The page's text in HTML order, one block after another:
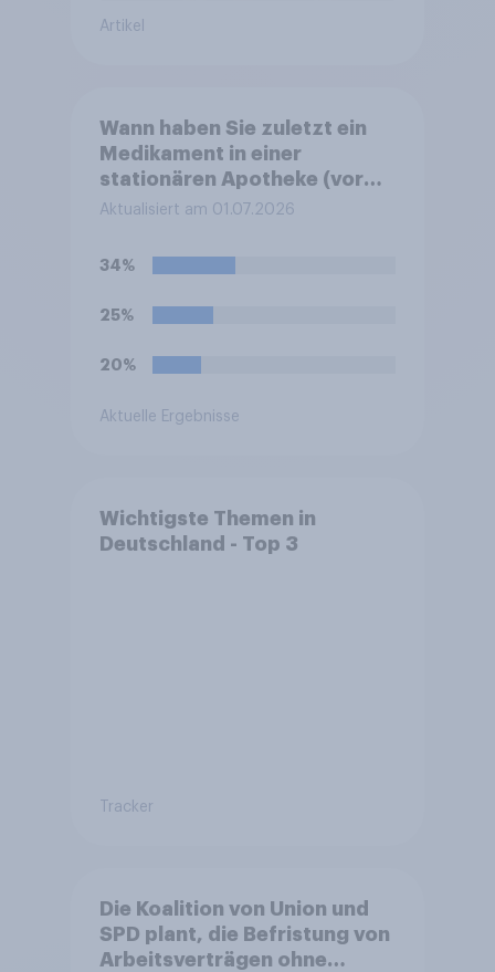
Artikel
Wann haben Sie zuletzt ein
Medikament in einer
stationären Apotheke (vor
Ort / Ladenapotheke)
Aktualisiert am 01.07.2026
34%
25%
20%
Aktuelle Ergebnisse
Wichtigste Themen in
Deutschland - Top 3
Tracker
Die Koalition von Union und
SPD plant, die Befristung von
Arbeitsverträgen ohne